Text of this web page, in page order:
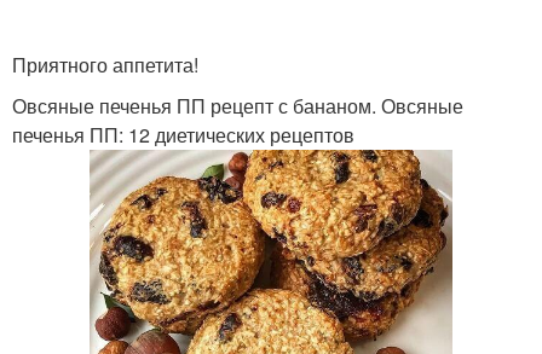
Приятного аппетита!
Овсяные печенья ПП рецепт с бананом. Овсяные
печенья ПП: 12 диетических рецептов